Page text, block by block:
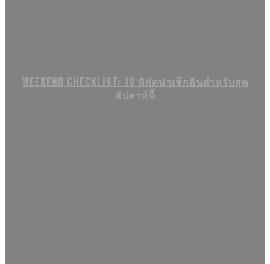
WEEKEND CHECKLIST: 10 พิกัดน่าเช็กอินสำหรับสุด
สัปดาห์นี้